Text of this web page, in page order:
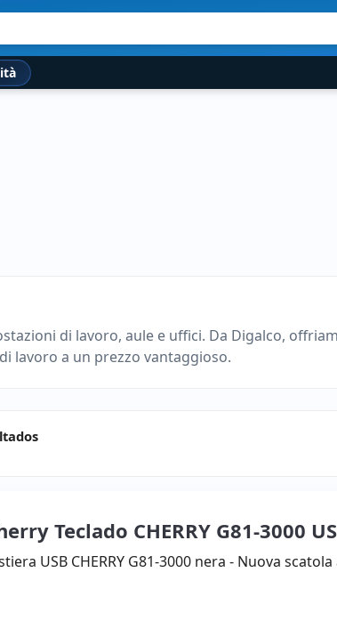
di lavoro, aule e uffici. Da Digalco,
lavoro a un prezzo vantaggioso.
Teclado CHERRY G81-3000
USB CHERRY G81-3000 nera - Nuova